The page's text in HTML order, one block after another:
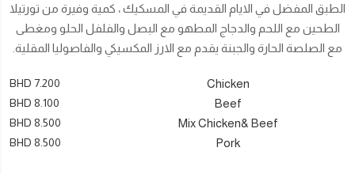
الطبق المفضل في الايام القديمة في المسكيك ، كمية وفيرة من تورتيلا
الطحين مع اللحم والدجاج المطهو مع البصل والفلفل الحلو ومغطى
مع الصلصة الحارة والجبنة يقدم مع الارز المكسيكي والفاصوليا المقلية.
Chicken
BHD 7.200
Beef
BHD 8.100
Mix Chicken& Beef
BHD 8.500
Pork
BHD 8.500